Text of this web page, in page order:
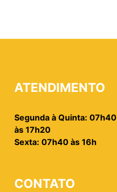
ATENDIMENTO
Segunda à Quinta: 07h40
às 17h20
Sexta: 07h40 às 16h
CONTATO